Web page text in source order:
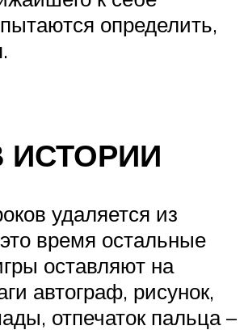
определить,
ИСТОРИИ
удаляется из
время остальные
оставляют на
автограф, рисунок,
отпечаток пальца –